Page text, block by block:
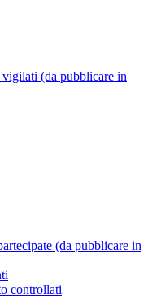
(da pubblicare in
(da pubblicare in
controllati